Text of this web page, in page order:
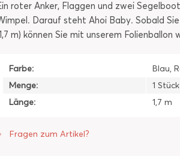
roter Anker, Flaggen und zwei
Darauf steht Ahoi Baby. Sobald
m) können Sie mit unserem Folienballon
Farbe:
Blau,
Menge:
1 Stück
Länge:
1,7 m
Fragen zum Artikel?